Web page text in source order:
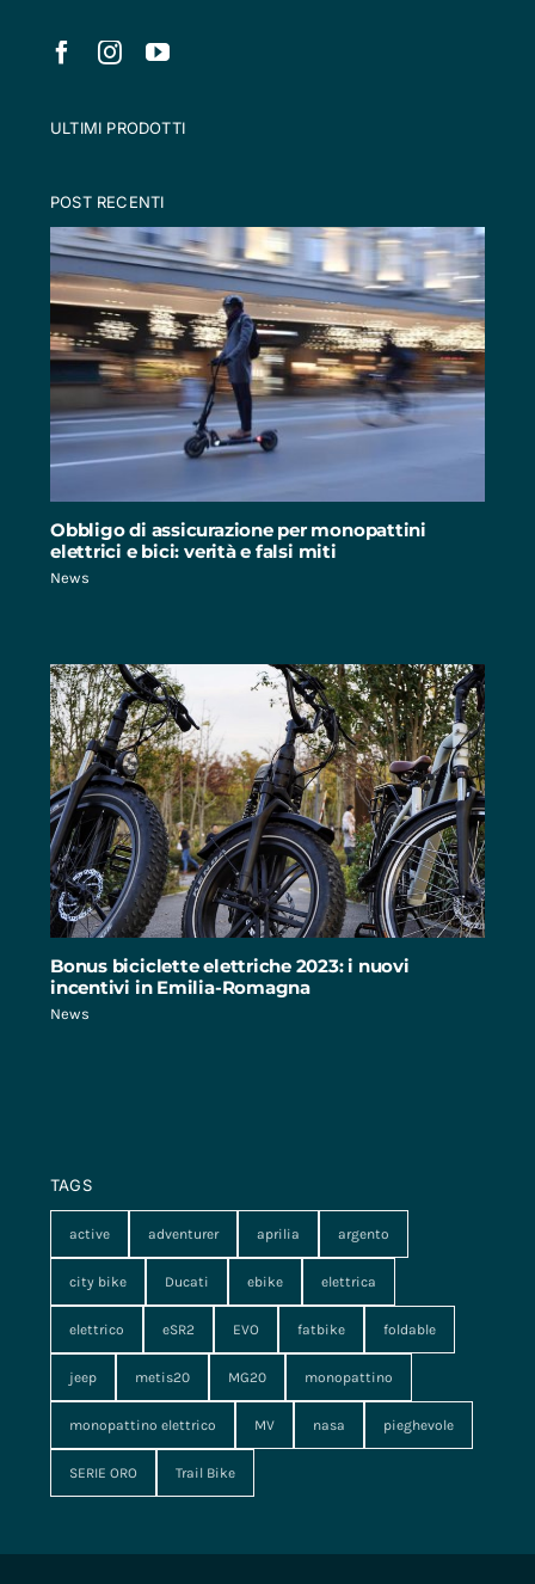
ULTIMI PRODOTTI
POST RECENTI
Obbligo di assicurazione per monopattini
elettrici e bici: verità e falsi miti
News
Bonus biciclette elettriche 2023: i nuovi
incentivi in Emilia-Romagna
News
TAGS
active adventurer aprilia argento
city bike Ducati ebike elettrica
elettrico eSR2 EVO fatbike foldable
jeep metis20 MG20 monopattino
monopattino elettrico MV nasa pieghevole
SERIE ORO Trail Bike